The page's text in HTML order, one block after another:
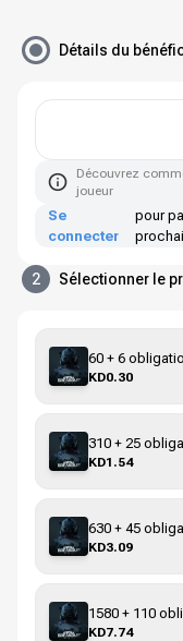
Noté 4,45
Détails du
Découvrez
joueur
Se
connecter
pour
2 Sélectionner le
60 + 6
KD0.30
310 + 25
KD1.54
630 + 45
KD3.09
1580 + 110
KD7.74